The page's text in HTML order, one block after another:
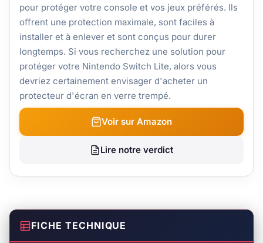
pour protéger votre console et vos jeux préférés. Ils
offrent une protection maximale, sont faciles à
installer et à enlever et sont conçus pour durer
longtemps. Si vous recherchez une solution pour
protéger votre Nintendo Switch Lite, alors vous
devriez certainement envisager d'acheter un
protecteur d'écran en verre trempé.
Voir sur Amazon
Lire notre verdict
FICHE TECHNIQUE